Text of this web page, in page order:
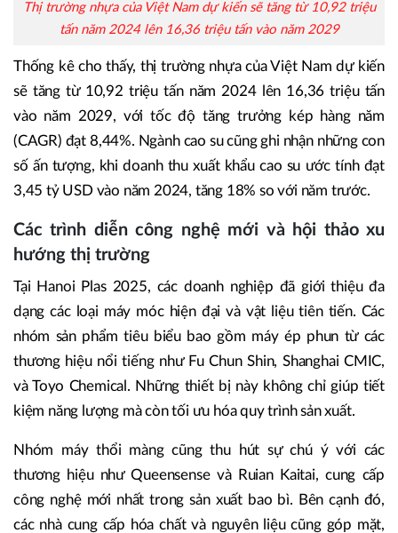
Thị trường nhựa của Việt Nam dự kiến sẽ tăng từ 10,92 triệu
tấn năm 2024 lên 16,36 triệu tấn vào năm 2029
Thống kê cho thấy, thị trường nhựa của Việt Nam dự kiến
sẽ tăng từ 10,92 triệu tấn năm 2024 lên 16,36 triệu tấn
vào năm 2029, với tốc độ tăng trưởng kép hàng năm
(CAGR) đạt 8,44%. Ngành cao su cũng ghi nhận những con
số ấn tượng, khi doanh thu xuất khẩu cao su ước tính đạt
3,45 tỷ USD vào năm 2024, tăng 18% so với năm trước.
Các trình diễn công nghệ mới và hội thảo xu
hướng thị trường
Tại Hanoi Plas 2025, các doanh nghiệp đã giới thiệu đa
dạng các loại máy móc hiện đại và vật liệu tiên tiến. Các
nhóm sản phẩm tiêu biểu bao gồm máy ép phun từ các
thương hiệu nổi tiếng như Fu Chun Shin, Shanghai CMIC,
và Toyo Chemical. Những thiết bị này không chỉ giúp tiết
kiệm năng lượng mà còn tối ưu hóa quy trình sản xuất.
Nhóm máy thổi màng cũng thu hút sự chú ý với các
thương hiệu như Queensense và Ruian Kaitai, cung cấp
công nghệ mới nhất trong sản xuất bao bì. Bên cạnh đó,
các nhà cung cấp hóa chất và nguyên liệu cũng góp mặt,